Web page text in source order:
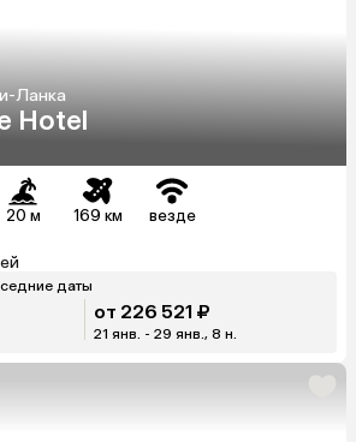
Ланка
Hotel
20 м 169 км везде
даты
от 226 521 ₽
21 янв. - 29 янв., 8 н.